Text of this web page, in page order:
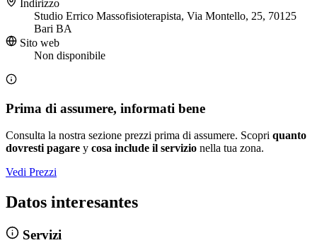
Indirizzo
Studio Errico Massofisioterapista, Via Montello, 25, 70125
Bari BA
Sito web
Non disponibile
Prima di assumere, informati bene
Consulta la nostra sezione prezzi prima di assumere. Scopri quanto
dovresti pagare y cosa include il servizio nella tua zona.
Vedi Prezzi
Datos interesantes
Servizi